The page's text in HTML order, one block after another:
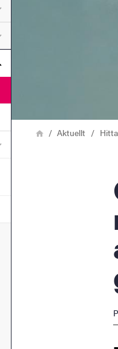
Undermeny för
Undermeny för Om
Undermeny för Aktuellt
Undermeny för Pressrum
LänkstigHemAktuellt